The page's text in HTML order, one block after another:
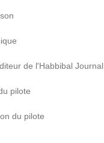
de l'Habbibal Journal
pilote
du pilote